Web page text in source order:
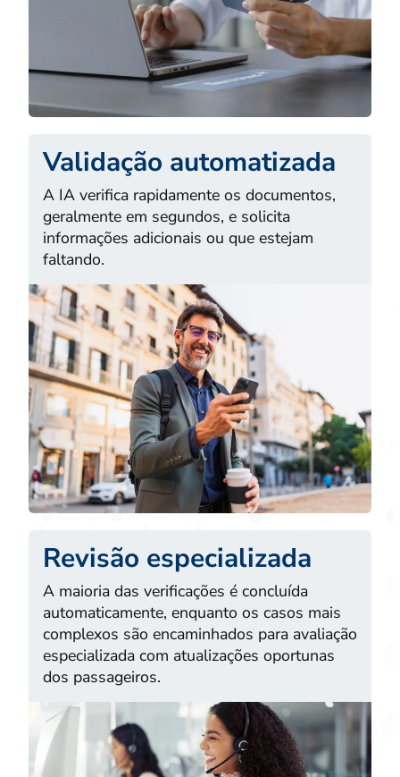
Validação automatizada
A IA verifica rapidamente os documentos,
geralmente em segundos, e solicita
informações adicionais ou que estejam
faltando.
Revisão especializada
A maioria das verificações é concluída
automaticamente, enquanto os casos mais
complexos são encaminhados para avaliação
especializada com atualizações oportunas
dos passageiros.